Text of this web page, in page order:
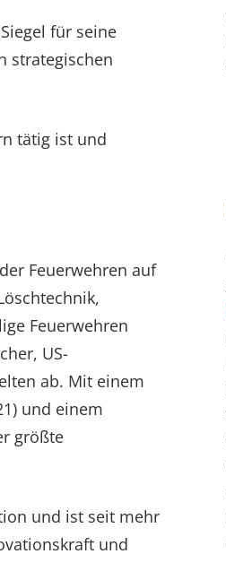
für seine
strategischen
tätig ist und
Feuerwehren auf
Feuerwehren
US-
ab. Mit einem
und einem
größte
und ist seit mehr
und